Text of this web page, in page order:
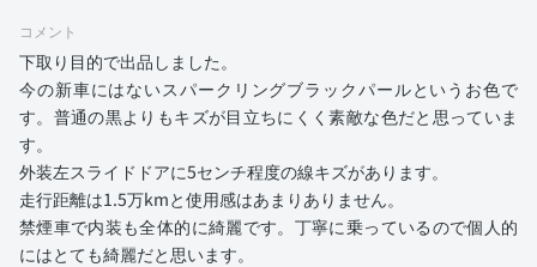
コメント
下取り目的で出品しました。
今の新車にはないスパークリングブラックパールというお色で
す。普通の黒よりもキズが目立ちにくく素敵な色だと思っていま
す。
外装左スライドドアに5センチ程度の線キズがあります。
走行距離は1.5万kmと使用感はあまりありません。
禁煙車で内装も全体的に綺麗です。丁寧に乗っているので個人的
にはとても綺麗だと思います。